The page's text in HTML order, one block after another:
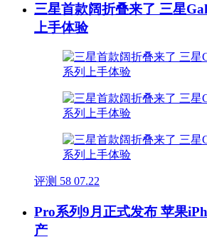
三星首款阔折叠来了 三星
上手体验
评测 58 07.22
Pro系列9月正式发布 苹果
产